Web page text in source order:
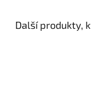
Další produkty,